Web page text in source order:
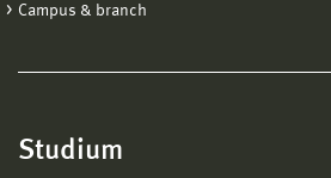
Campus & branch
Studium